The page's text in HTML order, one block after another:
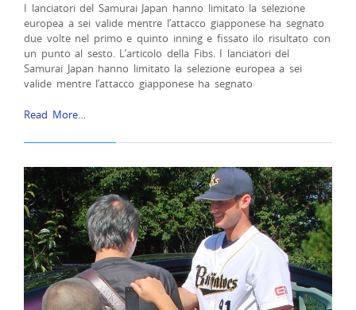
I lanciatori del Samurai Japan hanno limitato la selezione
europea a sei valide mentre l’attacco giapponese ha segnato
due volte nel primo e quinto inning e fissato ilo risultato con
un punto al sesto. L’articolo della Fibs. I lanciatori del
Samurai Japan hanno limitato la selezione europea a sei
valide mentre l’attacco giapponese ha segnato
Read More…